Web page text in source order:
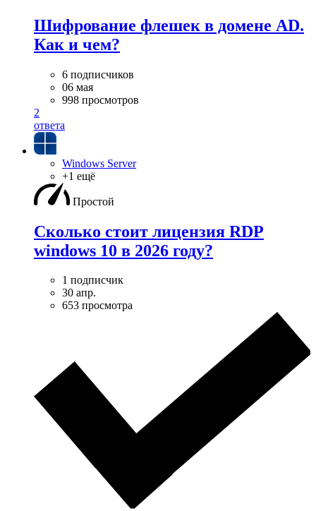
Шифрование флешек в домене AD.
Как и чем?
6 подписчиков
06 мая
998 просмотров
2
ответа
Windows Server
+1 ещё
Простой
Сколько стоит лицензия RDP
windows 10 в 2026 году?
1 подписчик
30 апр.
653 просмотра